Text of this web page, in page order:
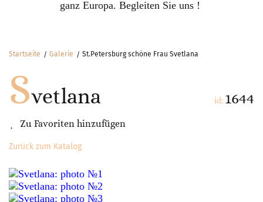
ganz Europa. Begleiten Sie uns !
Startseite Galerie St.Petersburg schöne Frau Svetlana
Svetlana
Zu Favoriten hinzufügen
id: 1644
Zurück zum Katalog